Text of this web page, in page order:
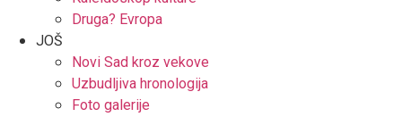
Druga? Evropa
JOŠ
Novi Sad kroz vekove
Uzbudljiva hronologija
Foto galerije